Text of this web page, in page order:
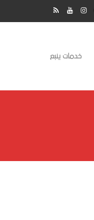
خدمات ينبع